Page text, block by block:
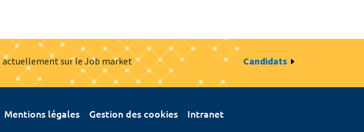
actuellement sur le Job market Candidats
Mentions légales Gestion des cookies Intranet